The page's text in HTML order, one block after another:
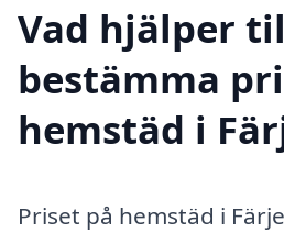
Vad hjälper
bestämma
hemstäd i
Priset på hemstäd i